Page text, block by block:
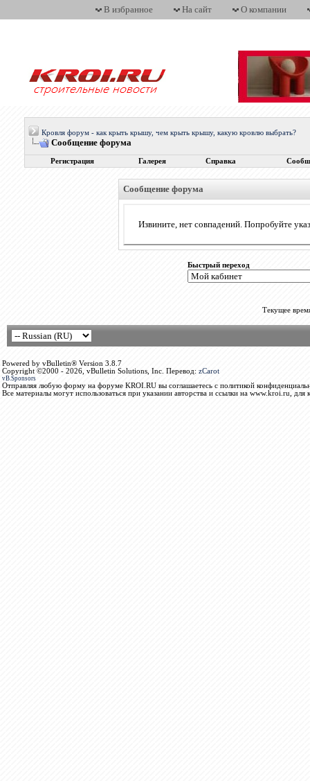
В избранное На сайт О компании
Кровля форум - как крыть крышу, чем крыть крышу, какую кровлю выбрать?
Сообщение форума
Регистрация Галерея Справка
Сообщение форума
Извините, нет совпадений. Попробуйте
Быстрый переход
Текущее
Powered by vBulletin® Version 3.8.7
Copyright ©2000 - 2026, vBulletin Solutions, Inc. Перевод: zCarot
vB.Sponsors
Отправляя любую форму на форуме KROI.RU вы соглашаетесь с политикой
Все материалы могут использоваться при указании авторства и ссылки на www.kroi.ru, для